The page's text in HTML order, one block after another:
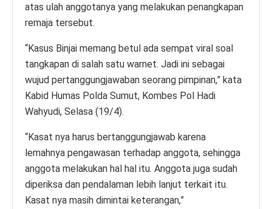
atas ulah anggotanya yang melakukan penangkapan
remaja tersebut.
“Kasus Binjai memang betul ada sempat viral soal
tangkapan di salah satu warnet. Jadi ini sebagai
wujud pertanggungjawaban seorang pimpinan,” kata
Kabid Humas Polda Sumut, Kombes Pol Hadi
Wahyudi, Selasa (19/4).
“Kasat nya harus bertanggungjawab karena
lemahnya pengawasan terhadap anggota, sehingga
anggota melakukan hal hal itu. Anggota juga sudah
diperiksa dan pendalaman lebih lanjut terkait itu.
Kasat nya masih dimintai keterangan,”